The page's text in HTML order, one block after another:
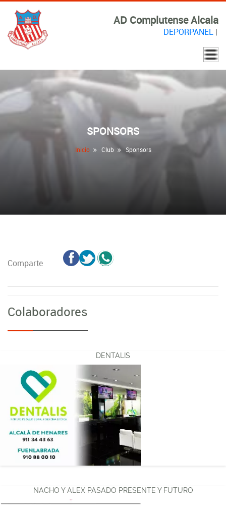
AD Complutense Alcala
DEPORPANEL|
SPONSORS
Inicio Club Sponsors
Comparte
Colaboradores
DENTALIS
NACHO Y ALEX PASADO PRESENTE Y FUTURO